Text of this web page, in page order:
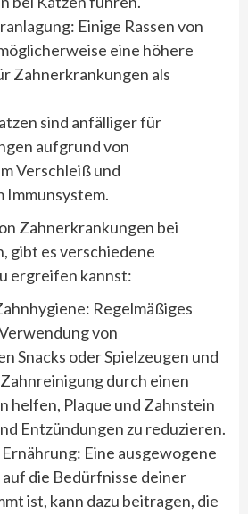
Einige Rassen von
eine höhere
Zahnerkrankungen als
sind anfälliger für
aufgrund von
Verschleiß und
Immunsystem.
Zahnerkrankungen bei
gibt es verschiedene
ergreifen kannst:
Regelmäßiges
von
Snacks oder Spielzeugen und
durch einen
helfen, Plaque und Zahnstein
Entzündungen zu reduzieren.
Eine ausgewogene
die Bedürfnisse deiner
ist, kann dazu beitragen, die